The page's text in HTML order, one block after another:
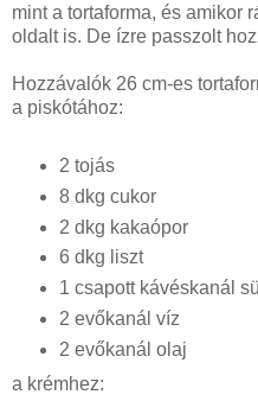
mint a tortaforma, és amikor
oldalt is. De ízre passzolt
Hozzávalók 26 cm-es
a piskótához:
2 tojás
8 dkg cukor
2 dkg kakaópor
6 dkg liszt
1 csapott kávéskanál
2 evőkanál víz
2 evőkanál olaj
a krémhez: